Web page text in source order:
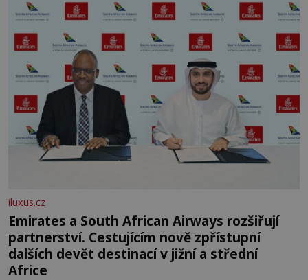
letního koupání. Stačí se však podívat
iluxus.cz
Emirates a South African Airways rozšiřují
partnerství. Cestujícím nově zpřístupní
dalších devět destinací v jižní a střední
Africe